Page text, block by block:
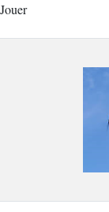
Jouer